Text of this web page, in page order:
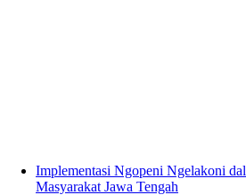
Implementasi Ngopeni Ngelakoni
Masyarakat Jawa Tengah